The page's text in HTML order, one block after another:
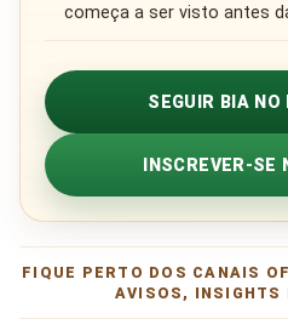
começa a ser visto antes
SEGUIR BIA NO
INSCREVER-SE
FIQUE PERTO DOS CANAIS
AVISOS, INSIGHTS